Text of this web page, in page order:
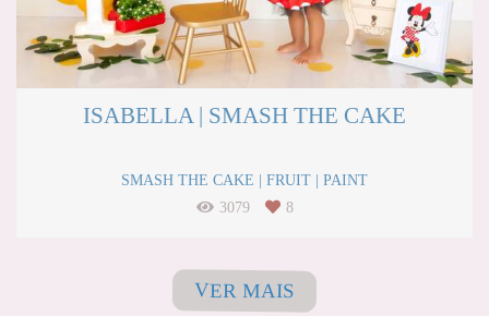
ISABELLA | SMASH THE CAKE
SMASH THE CAKE | FRUIT | PAINT
3079
8
VER MAIS